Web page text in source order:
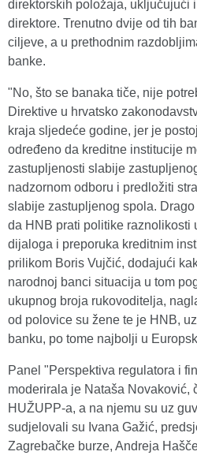
direktorskih položaja, uključujući
direktore. Trenutno dvije od tih
ciljeve, a u prethodnim
banke.
"No, što se banaka tiče, nije
Direktive u hrvatsko
kraja sljedeće godine, jer je
određeno da kreditne institucije
zastupljenosti slabije
nadzornom odboru i predložiti
slabije zastupljenog spola.
da HNB prati politike raznolikosti
dijaloga i preporuka kreditnim
prilikom Boris Vujčić, dodajući
narodnoj banci situacija u tom
ukupnog broja rukovoditelja,
od polovice su žene te je HNB,
banku, po tome najbolji u
Panel "Perspektiva regulatora i
moderirala je Nataša Novaković,
HUŽUPP-a, a na njemu su uz
sudjelovali su Ivana Gažić,
Zagrebačke burze, Andreja